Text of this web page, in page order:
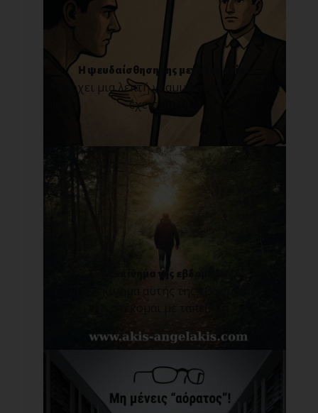
Η ψευδαίσθηση της μεγαλομανίας
Υπάρχει μια λεπτή γραμμή ανάμεσα στο να
έχεις αυτο[...]
Στο ξεκίνημα της εβδομάδας...
Στο ξεκίνημα αυτής της εβδομάδας,